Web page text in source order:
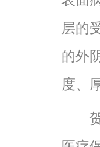
层的
的外
度、
贺